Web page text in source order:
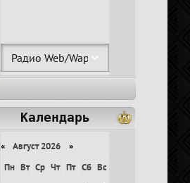
Календарь
« Август 2026 »
Пн Вт Ср Чт Пт Сб Вс